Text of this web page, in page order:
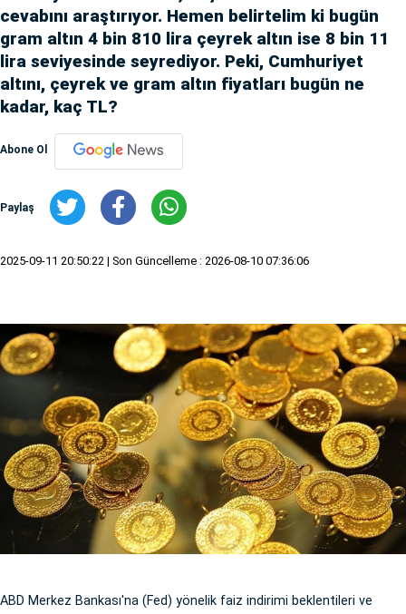
cevabını araştırıyor. Hemen belirtelim ki bugün
gram altın 4 bin 810 lira çeyrek altın ise 8 bin 11
lira seviyesinde seyrediyor. Peki, Cumhuriyet
altını, çeyrek ve gram altın fiyatları bugün ne
kadar, kaç TL?
Abone Ol
Paylaş
2025-09-11 20:50:22 | Son Güncelleme : 2026-08-10 07:36:06
ABD Merkez Bankası'na (Fed) yönelik faiz indirimi beklentileri ve